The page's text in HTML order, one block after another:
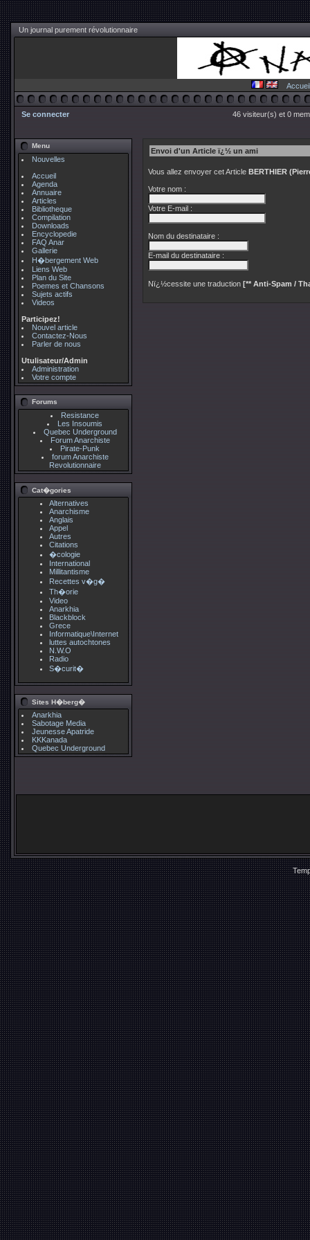
Un journal purement révolutionnaire
Accueil
Se connecter 46 visiteur(s) et 0
Menu
Nouvelles
Accueil
Agenda
Annuaire
Articles
Bibliotheque
Compilation
Downloads
Encyclopedie
FAQ Anar
Gallerie
H�bergement Web
Liens Web
Plan du Site
Poemes et Chansons
Sujets actifs
Videos
Participez!
Nouvel article
Contactez-Nous
Parler de nous
Utulisateur/Admin
Administration
Votre compte
Forums
Resistance
Les Insoumis
Quebec Underground
Forum Anarchiste
Pirate-Punk
forum Anarchiste
Revolutionnaire
Cat�gories
Alternatives
Anarchisme
Anglais
Appel
Autres
Citations
�cologie
International
Millitantisme
Recettes v�g�
Th�orie
Video
Anarkhia
Blackblock
Grece
Informatique\Internet
luttes autochtones
N.W.O
Radio
S�curit�
Sites H�berg�
Anarkhia
Sabotage Media
Jeunesse Apatride
KKKanada
Quebec Underground
Envoi d'un Article ï¿½ un ami
Vous allez envoyer cet Article BERTHIER
Votre nom :
Votre E-mail :
Nom du destinataire :
E-mail du destinataire :
Nï¿½cessite une traduction [** Anti-Spam /